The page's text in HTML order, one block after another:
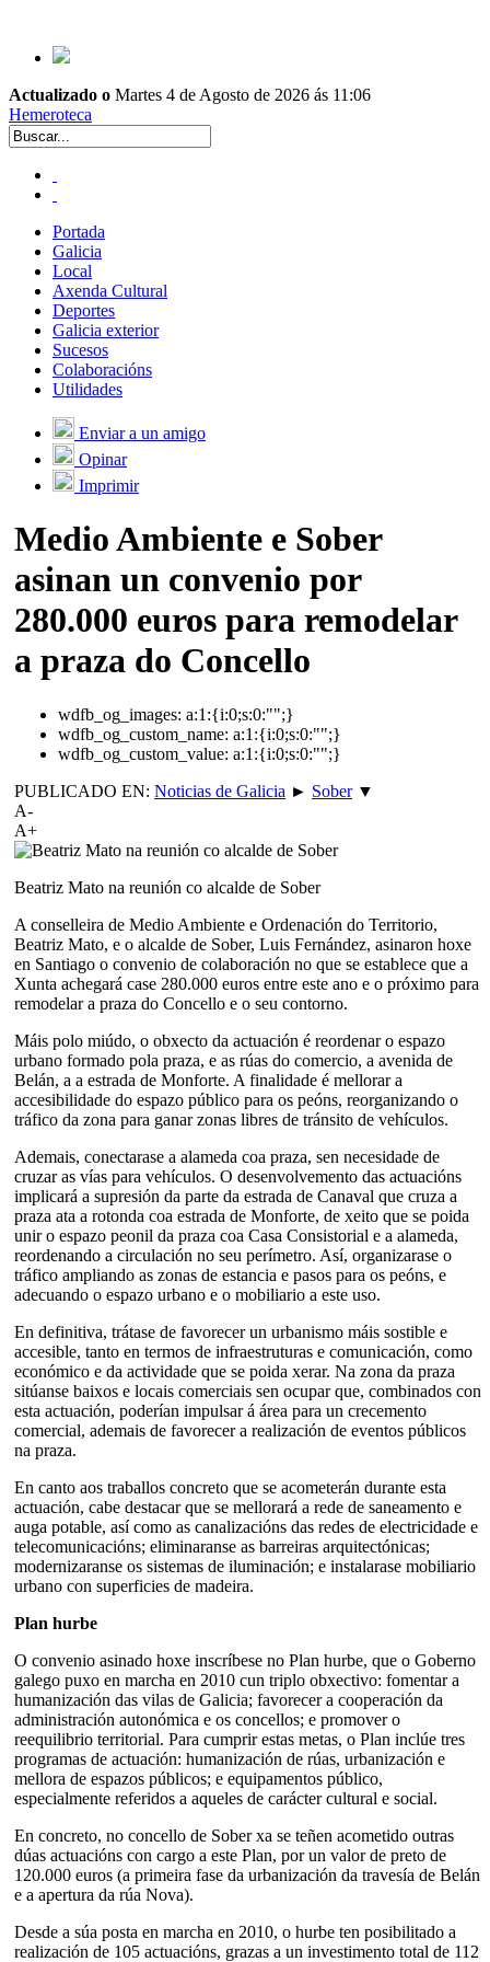
Actualizado o Martes 4 de Agosto de 2026 ás 11:06
Hemeroteca
Portada
Galicia
Local
Axenda Cultural
Deportes
Galicia exterior
Sucesos
Colaboracións
Utilidades
Enviar a un amigo
Opinar
Imprimir
Medio Ambiente e Sober
asinan un convenio por
280.000 euros para remodelar
a praza do Concello
wdfb_og_images: a:1:{i:0;s:0:"";}
wdfb_og_custom_name: a:1:{i:0;s:0:"";}
wdfb_og_custom_value: a:1:{i:0;s:0:"";}
PUBLICADO EN: Noticias de Galicia ► Sober▼
A-
A+
Beatriz Mato na reunión co alcalde de Sober
A conselleira de Medio Ambiente e Ordenación do Territorio,
Beatriz Mato, e o alcalde de Sober, Luis Fernández, asinaron hoxe
en Santiago o convenio de colaboración no que se establece que a
Xunta achegará case 280.000 euros entre este ano e o próximo para
remodelar a praza do Concello e o seu contorno.
Máis polo miúdo, o obxecto da actuación é reordenar o espazo
urbano formado pola praza, e as rúas do comercio, a avenida de
Belán, a a estrada de Monforte. A finalidade é mellorar a
accesibilidade do espazo público para os peóns, reorganizando o
tráfico da zona para ganar zonas libres de tránsito de vehículos.
Ademais, conectarase a alameda coa praza, sen necesidade de
cruzar as vías para vehículos. O desenvolvemento das actuacións
implicará a supresión da parte da estrada de Canaval que cruza a
praza ata a rotonda coa estrada de Monforte, de xeito que se poida
unir o espazo peonil da praza coa Casa Consistorial e a alameda,
reordenando a circulación no seu perímetro. Así, organizarase o
tráfico ampliando as zonas de estancia e pasos para os peóns, e
adecuando o espazo urbano e o mobiliario a este uso.
En definitiva, trátase de favorecer un urbanismo máis sostible e
accesible, tanto en termos de infraestruturas e comunicación, como
económico e da actividade que se poida xerar. Na zona da praza
sitúanse baixos e locais comerciais sen ocupar que, combinados con
esta actuación, poderían impulsar á área para un crecemento
comercial, ademais de favorecer a realización de eventos públicos
na praza.
En canto aos traballos concreto que se acometerán durante esta
actuación, cabe destacar que se mellorará a rede de saneamento e
auga potable, así como as canalizacións das redes de electricidade e
telecomunicacións; eliminaranse as barreiras arquitectónicas;
modernizaranse os sistemas de iluminación; e instalarase mobiliario
urbano con superficies de madeira.
Plan hurbe
O convenio asinado hoxe inscríbese no Plan hurbe, que o Goberno
galego puxo en marcha en 2010 cun triplo obxectivo: fomentar a
humanización das vilas de Galicia; favorecer a cooperación da
administración autonómica e os concellos; e promover o
reequilibrio territorial. Para cumprir estas metas, o Plan inclúe tres
programas de actuación: humanización de rúas, urbanización e
mellora de espazos públicos; e equipamentos público,
especialmente referidos a aqueles de carácter cultural e social.
En concreto, no concello de Sober xa se teñen acometido outras
dúas actuacións con cargo a este Plan, por un valor de preto de
120.000 euros (a primeira fase da urbanización da travesía de Belán
e a apertura da rúa Nova).
Desde a súa posta en marcha en 2010, o hurbe ten posibilitado a
realización de 105 actuacións, grazas a un investimento total de 112